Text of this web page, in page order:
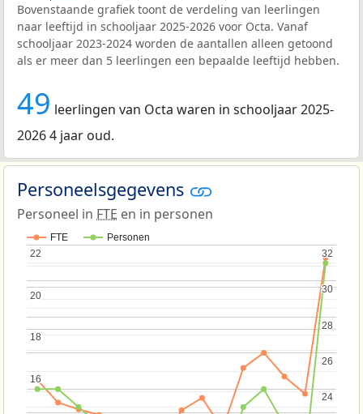
Bovenstaande grafiek toont de verdeling van leerlingen
naar leeftijd in schooljaar 2025-2026 voor Octa. Vanaf
schooljaar 2023-2024 worden de aantallen alleen getoond
als er meer dan 5 leerlingen een bepaalde leeftijd hebben.
49 leerlingen van Octa waren in schooljaar 2025-
2026 4 jaar oud.
Personeelsgegevens
Personeel in FTE en in personen
FTE Personen
16
16
18
18
20
20
22
22
24
24
26
26
28
28
30
30
32
32